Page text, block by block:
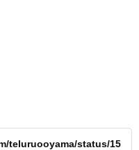
teluruooyama/status/15